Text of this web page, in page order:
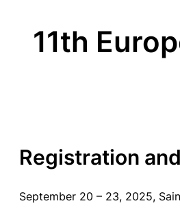
11th
Registration
September 20 – 23, 2025,